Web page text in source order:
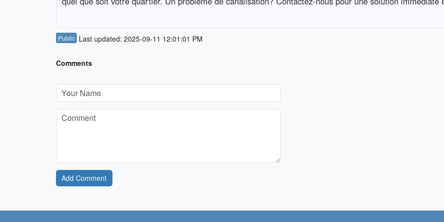
Public Last updated: 2025-09-11 12:01:01 PM
Comments
Add Comment